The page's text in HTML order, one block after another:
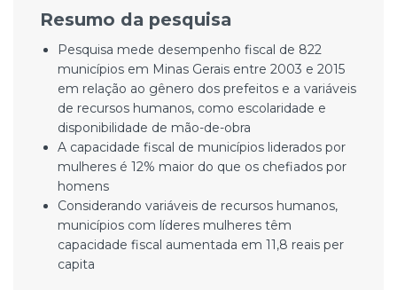
Resumo da pesquisa
Pesquisa mede desempenho fiscal de 822
municípios em Minas Gerais entre 2003 e 2015
em relação ao gênero dos prefeitos e a variáveis
de recursos humanos, como escolaridade e
disponibilidade de mão-de-obra
A capacidade fiscal de municípios liderados por
mulheres é 12% maior do que os chefiados por
homens
Considerando variáveis de recursos humanos,
municípios com líderes mulheres têm
capacidade fiscal aumentada em 11,8 reais per
capita